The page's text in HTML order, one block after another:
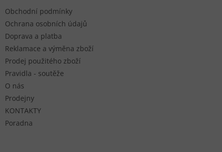
Obchodní podmínky
Ochrana osobních údajů
Doprava a platba
Reklamace a výměna zboží
Prodej použitého zboží
Pravidla - soutěže
O nás
Prodejny
KONTAKTY
Poradna